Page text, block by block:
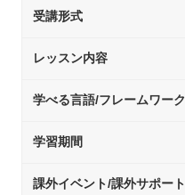
受講形式
レッスン内容
学べる言語/フレームワーク
学習期間
課外イベント/課外サポート